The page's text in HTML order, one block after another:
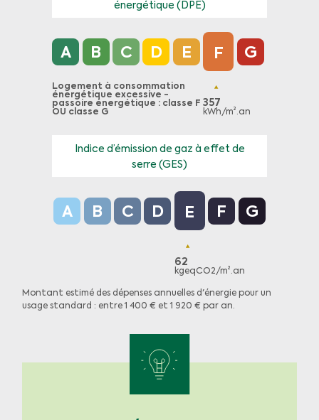
énergétique (DPE)
Diagnostic de performance énergétique (DPE)
A B C D E F
357
kWh/m².an
G
Logement à consommation
énergétique excessive -
passoire énergétique : classe F
OU classe G
Indice d’émission de gaz à effet de
serre (GES)
Indice d’émission de gaz à effet de serre
A B C D E
62
kgeqCO2/m².an
F G
Montant estimé des dépenses annuelles d'énergie pour un
usage standard : entre 1 400 € et 1 920 € par an.